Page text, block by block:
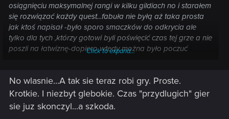
osiągnięciu maksymalnej rangi w kilku gildiach no i starałem
się rozwiązać każdy quest...fabuła nie byłą aż taka prosta
jak ktoś napisał -było sporo smaczków do odkrycia ale
tylko dla tych ,którzy gotowi byli poświęcić czas tej grze a nie
poszli na łatwiznę-dopiero wtedy można było poczuć
wtedy to już zupełnie inna bajka....
Click to expand...
No wlasnie...A tak sie teraz robi gry. Proste.
Krotkie. I niezbyt glebokie. Czas "przydlugich" gier
sie juz skonczyl...a szkoda.